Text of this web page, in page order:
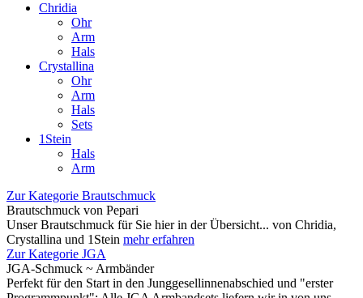
Chridia
Ohr
Arm
Hals
Crystallina
Ohr
Arm
Hals
Sets
1Stein
Hals
Arm
Zur Kategorie Brautschmuck
Brautschmuck von Pepari
Unser Brautschmuck für Sie hier in der Übersicht... von Chridia,
Crystallina und 1Stein mehr erfahren
Zur Kategorie JGA
JGA-Schmuck ~ Armbänder
Perfekt für den Start in den Junggesellinnenabschied und "erster